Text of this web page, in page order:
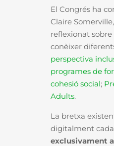
El Congrés ha
Claire
reflexionat
conèixer
perspectiva
programes de
cohesió social;
Adults.
La bretxa
digitalment cada
exclusivament